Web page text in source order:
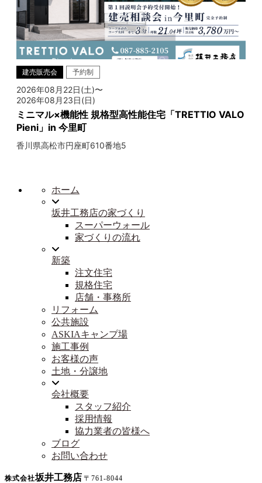
建売販売会 予約制
2026年08月22日(土)〜
2026年08月23日(日)
ミニマル×機能性 規格型高性能住宅「TRETTIO VALO
Pieni」in 今里町
香川県高松市円座町610番地5
ホーム
坂井工務店の家づくり
スーパーウォール
家づくりの流れ
新築
注文住宅
規格住宅
店舗・事務所
リフォーム
公共施設
ASKIAキャンプ場
施工事例
お客様の声
土地・分譲地
会社概要
スタッフ紹介
採用情報
協力業者の皆様へ
ブログ
お問い合わせ
株式会社坂井工務店 〒761-8044